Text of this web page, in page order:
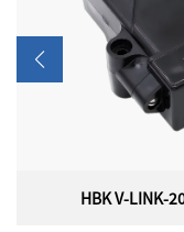
拟传感器节点